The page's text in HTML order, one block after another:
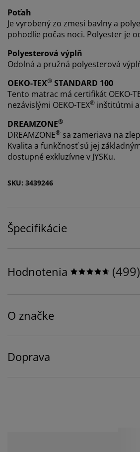
Poťah
Je vyrobený zo zmesi bavlny a
pohodlie počas noci. Polyester je
Polyesterová výplň
Odolná a pružná polyesterová
OEKO-TEX® STANDARD 100
Tento matrac má certifikát OEKO-
nezávislými OEKO-TEX® inštitútmi
DREAMZONE®
DREAMZONE® sa zameriava na
Kvalita a funkčnosť sú jej
dostupné exkluzívne v JYSKu.
SKU: 3439246
Špecifikácie
Hodnotenia (499)
O značke
Doprava